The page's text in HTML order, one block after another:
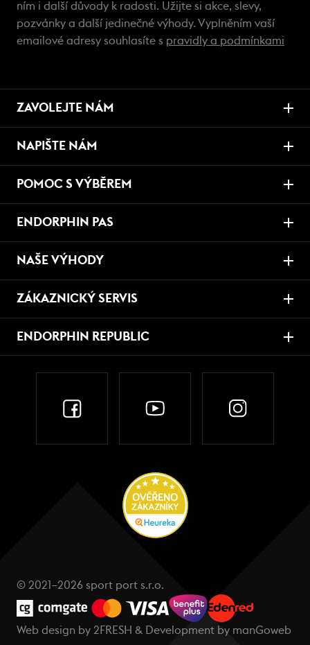
ním i další důvody k radosti. Užijte si akce, slevy,
pozvánky a další jedinečné výhody. Vyplněním vaší
emailové adresy souhlasíte s pravidly a podmínkami
ZAVOLEJTE NÁM
NAPIŠTE NÁM
POMOC S VÝBĚREM
ENDORPHIN PAS
NAŠE VÝHODY
ZÁKAZNICKÝ SERVIS
ENDORPHIN REPUBLIC
© 2021–2026 sport port s.r.o.
Web design by 2FRESH & Development by manGoweb